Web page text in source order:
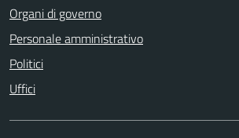
Organi di governo
Personale amministrativo
Politici
Uffici